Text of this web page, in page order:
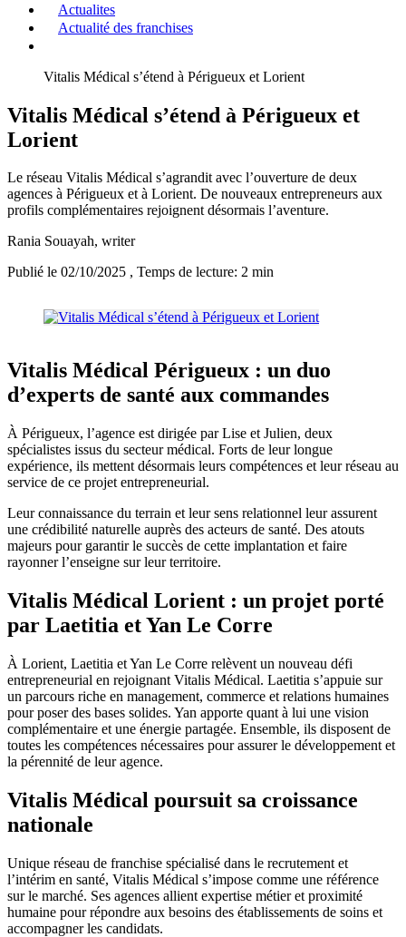
Actualites
Actualité des franchises
Vitalis Médical s’étend à Périgueux et Lorient
Vitalis Médical s’étend à Périgueux et
Lorient
Le réseau Vitalis Médical s’agrandit avec l’ouverture de deux
agences à Périgueux et à Lorient. De nouveaux entrepreneurs aux
profils complémentaires rejoignent désormais l’aventure.
Rania Souayah, writer
Publié le 02/10/2025 , Temps de lecture: 2 min
Vitalis Médical Périgueux : un duo
d’experts de santé aux commandes
À Périgueux, l’agence est dirigée par Lise et Julien, deux
spécialistes issus du secteur médical. Forts de leur longue
expérience, ils mettent désormais leurs compétences et leur réseau au
service de ce projet entrepreneurial.
Leur connaissance du terrain et leur sens relationnel leur assurent
une crédibilité naturelle auprès des acteurs de santé. Des atouts
majeurs pour garantir le succès de cette implantation et faire
rayonner l’enseigne sur leur territoire.
Vitalis Médical Lorient : un projet porté
par Laetitia et Yan Le Corre
À Lorient, Laetitia et Yan Le Corre relèvent un nouveau défi
entrepreneurial en rejoignant Vitalis Médical. Laetitia s’appuie sur
un parcours riche en management, commerce et relations humaines
pour poser des bases solides. Yan apporte quant à lui une vision
complémentaire et une énergie partagée. Ensemble, ils disposent de
toutes les compétences nécessaires pour assurer le développement et
la pérennité de leur agence.
Vitalis Médical poursuit sa croissance
nationale
Unique réseau de franchise spécialisé dans le recrutement et
l’intérim en santé, Vitalis Médical s’impose comme une référence
sur le marché. Ses agences allient expertise métier et proximité
humaine pour répondre aux besoins des établissements de soins et
accompagner les candidats.